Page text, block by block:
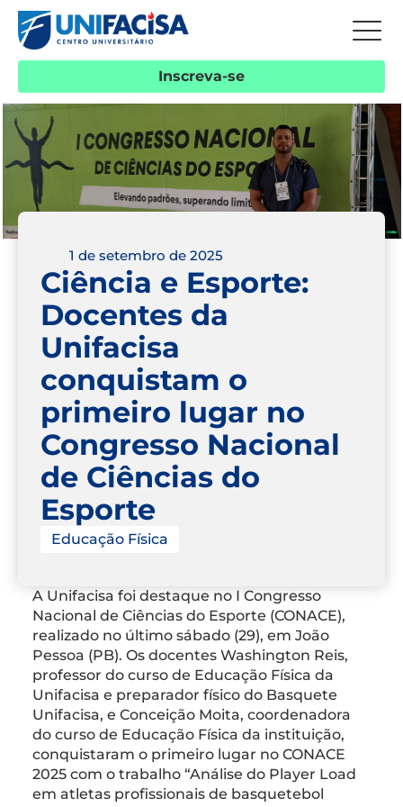
Inscreva-se
1 de setembro de 2025
Ciência e Esporte:
Docentes da
Unifacisa
conquistam o
primeiro lugar no
Congresso Nacional
de Ciências do
Esporte
Educação Física
A Unifacisa foi destaque no I Congresso
Nacional de Ciências do Esporte (CONACE),
realizado no último sábado (29), em João
Pessoa (PB). Os docentes Washington Reis,
professor do curso de Educação Física da
Unifacisa e preparador físico do Basquete
Unifacisa, e Conceição Moita, coordenadora
do curso de Educação Física da instituição,
conquistaram o primeiro lugar no CONACE
2025 com o trabalho “Análise do Player Load
em atletas profissionais de basquetebol